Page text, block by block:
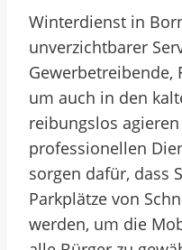
Winterdienst in
unverzichtbarer
Gewerbetreibende,
um auch in den
reibungslos
professionellen
sorgen dafür, dass
Parkplätze von
werden, um die